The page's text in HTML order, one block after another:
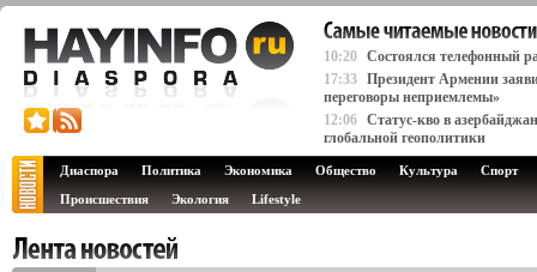
10:20 Состоялся телефонный
17:33 Президент Армении
переговоры неприемлемы»
12:06 Статус-кво в
глобальной геополитики
Диаспора Политика Экономика Общество Культура
Спорт
Происшествия
Экология Lifestyle